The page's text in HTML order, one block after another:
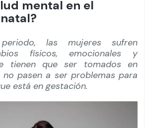
mental en el
las mujeres sufren
físicos, emocionales y
tienen que ser tomados en
pasen a ser problemas para
está en gestación.